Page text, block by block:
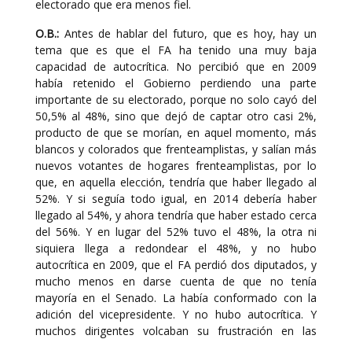
electorado que era menos fiel.
O.B.: Antes de hablar del futuro, que es hoy, hay un
tema que es que el FA ha tenido una muy baja
capacidad de autocrítica. No percibió que en 2009
había retenido el Gobierno perdiendo una parte
importante de su electorado, porque no solo cayó del
50,5% al 48%, sino que dejó de captar otro casi 2%,
producto de que se morían, en aquel momento, más
blancos y colorados que frenteamplistas, y salían más
nuevos votantes de hogares frenteamplistas, por lo
que, en aquella elección, tendría que haber llegado al
52%. Y si seguía todo igual, en 2014 debería haber
llegado al 54%, y ahora tendría que haber estado cerca
del 56%. Y en lugar del 52% tuvo el 48%, la otra ni
siquiera llega a redondear el 48%, y no hubo
autocrítica en 2009, que el FA perdió dos diputados, y
mucho menos en darse cuenta de que no tenía
mayoría en el Senado. La había conformado con la
adición del vicepresidente. Y no hubo autocrítica. Y
muchos dirigentes volcaban su frustración en las